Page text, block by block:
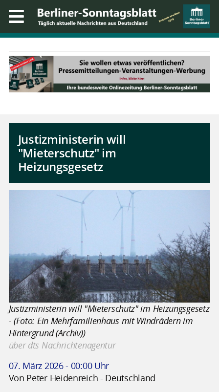
Justizministerin will
"Mieterschutz" im
Heizungsgesetz
Justizministerin will "Mieterschutz" im Heizungsgesetz
- (Foto: Ein Mehrfamilienhaus mit Windrädern im
Hintergrund (Archiv))
über dts Nachrichtenagentur
07. März 2026 - 00:00 Uhr
Von Peter Heidenreich - Deutschland